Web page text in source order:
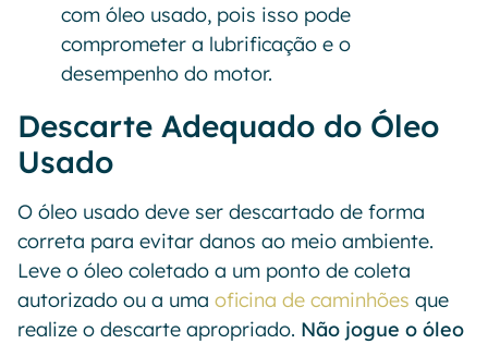
com óleo usado, pois isso pode
comprometer a lubrificação e o
desempenho do motor.
Descarte Adequado do Óleo
Usado
O óleo usado deve ser descartado de forma
correta para evitar danos ao meio ambiente.
Leve o óleo coletado a um ponto de coleta
autorizado ou a uma oficina de caminhões que
realize o descarte apropriado. Não jogue o óleo